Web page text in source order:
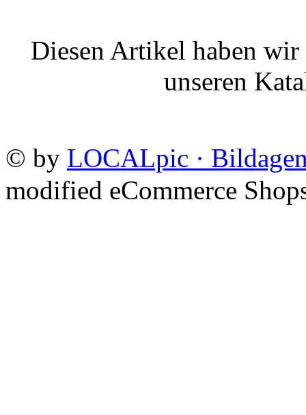
Diesen Artikel haben
unseren
© by LOCALpic ·
modified eCommerce